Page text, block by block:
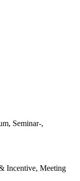
Seminar-,
Incentive, Meeting